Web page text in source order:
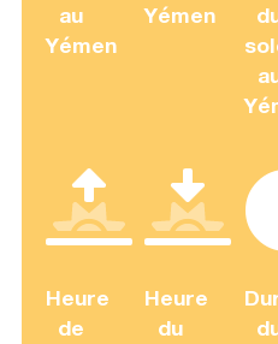
au
Yémen
Yémen
Heure
de
Heure
du